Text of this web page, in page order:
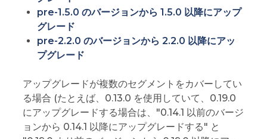
pre-1.5.0 のバージョンから 1.5.0 以降にアップ
グレード
pre-2.2.0 のバージョンから 2.2.0 以降にアッ
プグレード
アップグレードが複数のセグメントをカバーしてい
る場合 (たとえば、0.13.0 を使用していて、0.19.0
にアップグレードする場合は、"0.14.1 以前のバージ
ョンから 0.14.1 以降にアップグレードする" と